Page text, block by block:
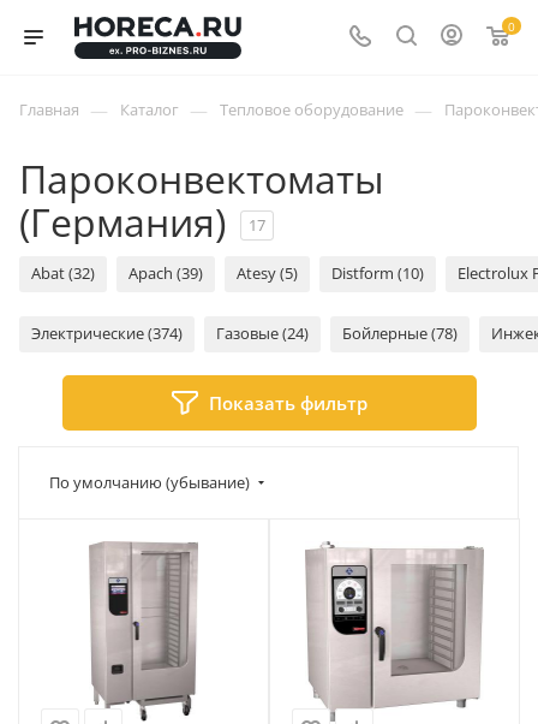
0
Главная — Каталог — Тепловое оборудование —
Пароконвектоматы
(Германия)
17
Abat (32) Apach (39) Atesy (5) Distform (10) Electrolux
Электрические (374) Газовые (24) Бойлерные (78)
Показать фильтр
По умолчанию (убывание)